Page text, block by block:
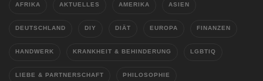
AFRIKA AKTUELLES AMERIKA ASIEN
DEUTSCHLAND DIY DIÄT EUROPA FINANZEN
HANDWERK KRANKHEIT & BEHINDERUNG LGBTIQ
LIEBE & PARTNERSCHAFT PHILOSOPHIE